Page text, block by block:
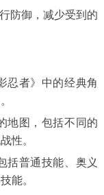
防御，减少受到的
忍者》中的经典角
地图，包括不同的
性。
括普通技能、奥义
能。